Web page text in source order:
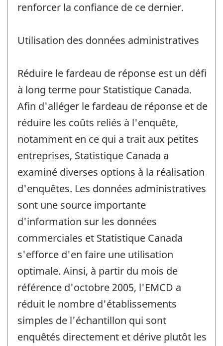
renforcer la confiance de ce dernier.
Utilisation des données administratives
Réduire le fardeau de réponse est un défi
à long terme pour Statistique Canada.
Afin d'alléger le fardeau de réponse et de
réduire les coûts reliés à l'enquête,
notamment en ce qui a trait aux petites
entreprises, Statistique Canada a
examiné diverses options à la réalisation
d'enquêtes. Les données administratives
sont une source importante
d'information sur les données
commerciales et Statistique Canada
s'efforce d'en faire une utilisation
optimale. Ainsi, à partir du mois de
référence d'octobre 2005, l'EMCD a
réduit le nombre d'établissements
simples de l'échantillon qui sont
enquêtés directement et dérive plutôt les